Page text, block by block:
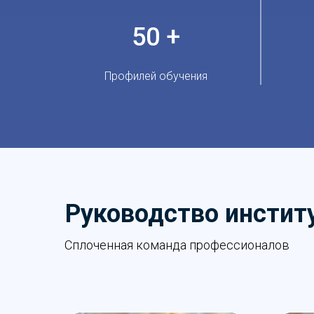
50 +
Профилей обучения
Руководство
Сплоченная команда профессионалов